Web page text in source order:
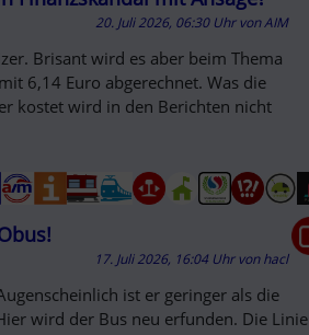
20. Juli 2026, 06:30 Uhr vonAIM
Brisant wird es aber beim Thema
6,14 Euro abgerechnet. Was die
kostet wird in den Berichten nicht
17. Juli 2026, 16:04 Uhr vonhacl
ist er geringer als die
wird der Bus neu erfunden. Die Linie